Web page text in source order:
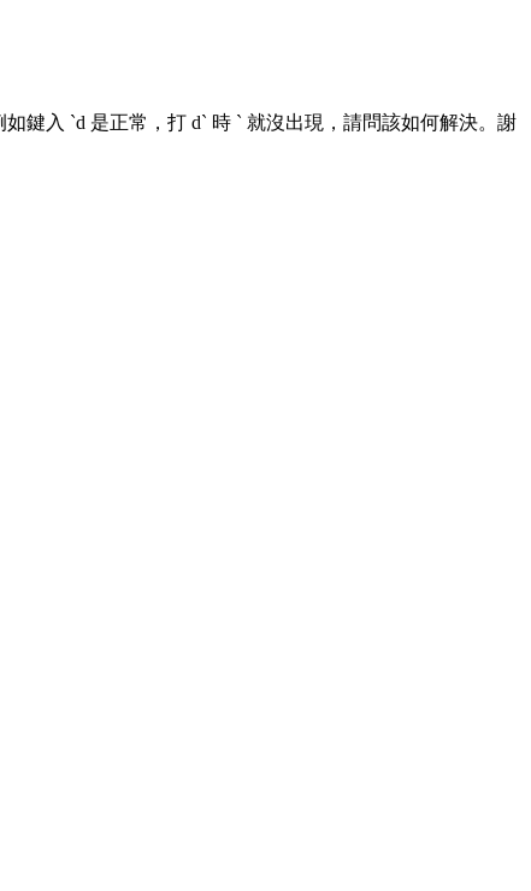
鍵入 `d 是正常，打 d` 時 ` 就沒出現，請問該如何解決。謝